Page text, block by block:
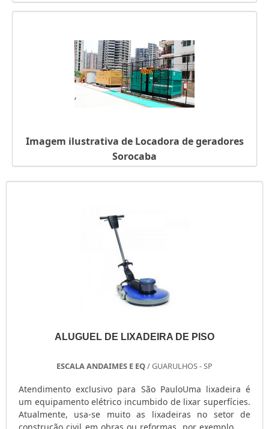
Imagem ilustrativa de Locadora de geradores
Sorocaba
ALUGUEL DE LIXADEIRA DE PISO
ESCALA ANDAIMES E EQ/ GUARULHOS - SP
Atendimento exclusivo para São PauloUma lixadeira é
um equipamento elétrico incumbido de lixar superfícies.
Atualmente, usa-se muito as lixadeiras no setor de
construção civil em obras ou reformas, por exemplo. No